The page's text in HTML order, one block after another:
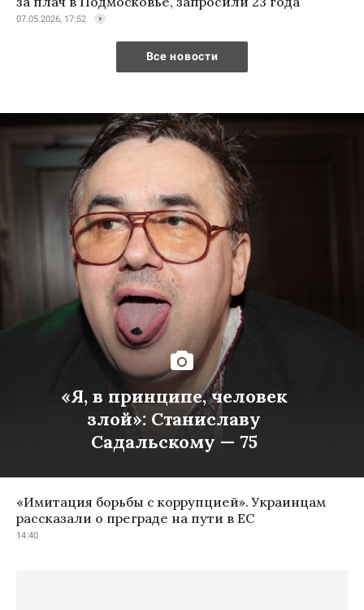
07.05.2026, 17:52
Все новости
«Я, в принципе, человек
злой»: Станиславу
Садальскому — 75
«Имитация борьбы с коррупцией». Украинцам
рассказали о преграде на пути в ЕС
14:40